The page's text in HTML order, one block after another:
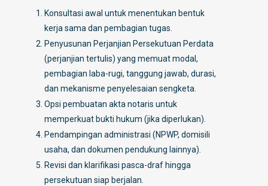
Konsultasi awal untuk menentukan bentuk
kerja sama dan pembagian tugas.
Penyusunan Perjanjian Persekutuan Perdata
(perjanjian tertulis) yang memuat modal,
pembagian laba-rugi, tanggung jawab, durasi,
dan mekanisme penyelesaian sengketa.
Opsi pembuatan akta notaris untuk
memperkuat bukti hukum (jika diperlukan).
Pendampingan administrasi (NPWP, domisili
usaha, dan dokumen pendukung lainnya).
Revisi dan klarifikasi pasca-draf hingga
persekutuan siap berjalan.